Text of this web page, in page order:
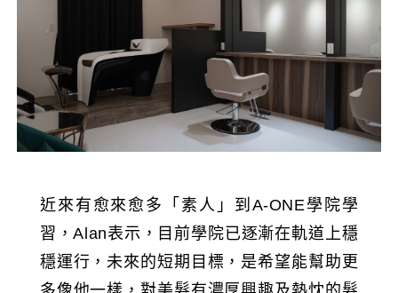
近來有愈來愈多「素人」到A-ONE學院學
習，Alan表示，目前學院已逐漸在軌道上穩
穩運行，未來的短期目標，是希望能幫助更